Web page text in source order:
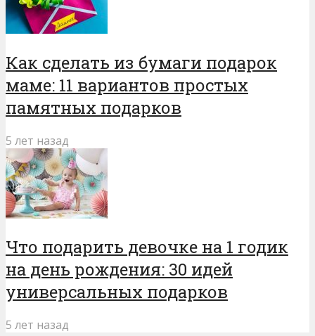
Как сделать из бумаги подарок
маме: 11 вариантов простых
памятных подарков
5 лет назад
Что подарить девочке на 1 годик
на день рождения: 30 идей
универсальных подарков
5 лет назад